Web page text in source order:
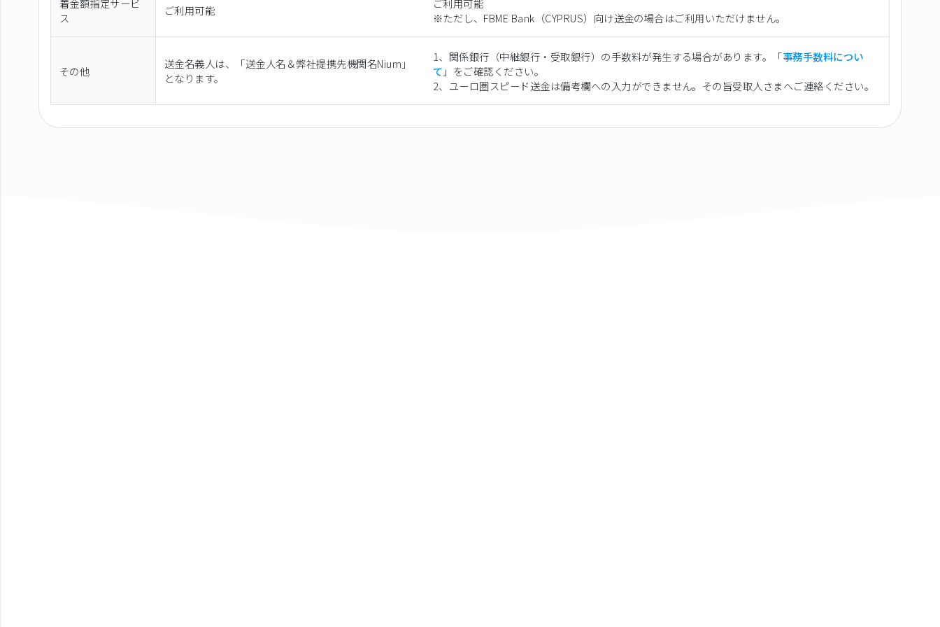
ス
ご利用可能
※ただし、FBME Bank（CYPRUS）向け送金の場合はご利用いただけません。
その他
送金名義人は、「送金人名＆弊社提携先機関名Nium」
となります。
1、関係銀行（中継銀行・受取銀行）の手数料が発生する場合があります。「事務手数料につい
て 」をご確認ください。
2、ユーロ圏スピード送金は備考欄への入力ができません。その旨受取人さまへご連絡ください。